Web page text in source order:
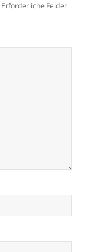
Erforderliche Felder